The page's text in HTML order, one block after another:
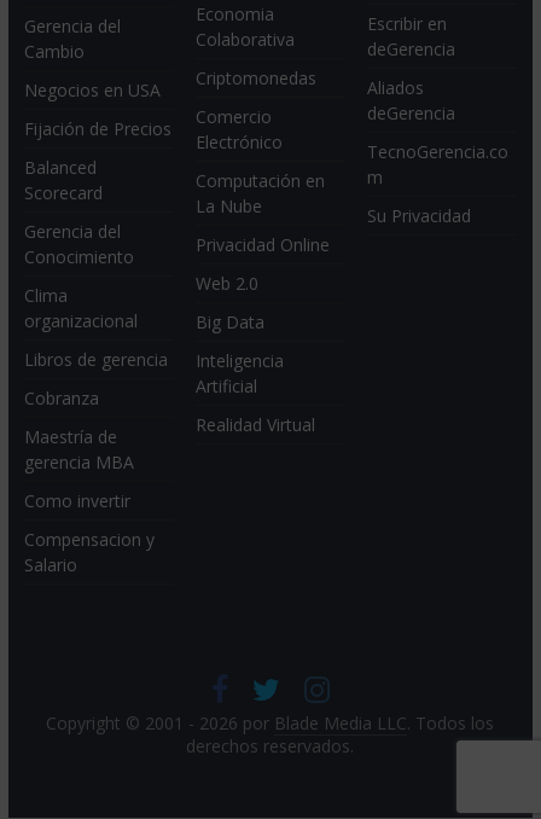
Gerencia del
Cambio
Negocios en USA
Fijación de Precios
Balanced
Scorecard
Gerencia del
Conocimiento
Clima
organizacional
Libros de gerencia
Cobranza
Maestría de
gerencia MBA
Como invertir
Compensacion y
Salario
Economia
Colaborativa
Criptomonedas
Comercio
Electrónico
Computación en
La Nube
Privacidad Online
Web 2.0
Big Data
Inteligencia
Artificial
Realidad Virtual
Escribir en
deGerencia
Aliados
deGerencia
TecnoGerencia.co
m
Su Privacidad
Copyright © 2001 - 2026 por Blade Media LLC. Todos los
derechos reservados.